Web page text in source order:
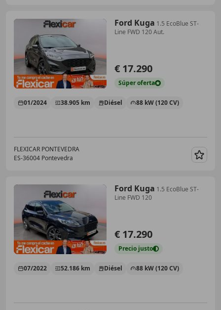
Ford Kuga 1.5 EcoBlue ST-
Line FWD 120 Aut.
€ 17.290
Súperoferta
01/2024 38.905 km Diésel 88 kW (120 CV)
FLEXICAR PONTEVEDRA
ES-36004 Pontevedra
Ford Kuga 1.5 EcoBlue ST-
Line FWD 120
€ 17.290
Precio justo
07/2022 52.186 km Diésel 88 kW (120 CV)